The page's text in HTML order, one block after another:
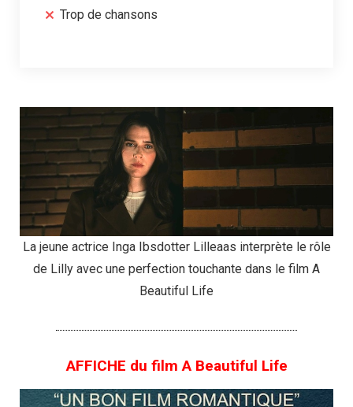
Trop de chansons
La jeune actrice Inga Ibsdotter Lilleaas interprète le rôle
de Lilly avec une perfection touchante dans le film A
Beautiful Life
AFFICHE du film A Beautiful Life